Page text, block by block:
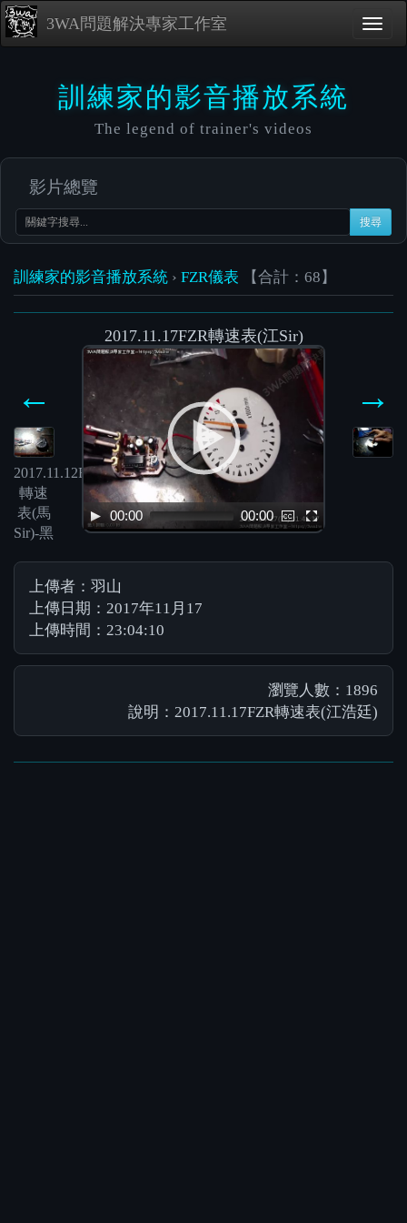
3WA問題解決專家工作室
訓練家的影音播放系統
The legend of trainer's videos
影片總覽
搜尋
訓練家的影音播放系統 › FZR儀表 【合計：68】
2017.11.17FZR轉速表(江Sir)
←
2017.11.12FZR
轉速
表(馬
Sir)-黑
Video
Player
00:00 00:00
→
上傳者：羽山
上傳日期：2017年11月17
上傳時間：23:04:10
瀏覽人數：1896
說明：2017.11.17FZR轉速表(江浩廷)